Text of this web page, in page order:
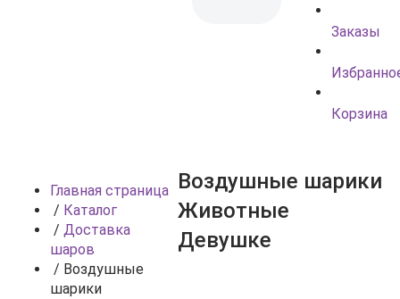
Заказы
Корзина
Главная страница
/ Каталог
/ Доставка
шаров
/ Воздушные
шарики
Воздушные шарики
Животные
Девушке